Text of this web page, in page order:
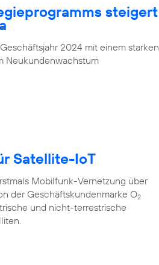
steigert
2024 mit einem starken
Neukundenwachstum
Satellite-IoT
Mobilfunk-Vernetzung über
der Geschäftskundenmarke O2
und nicht-terrestrische